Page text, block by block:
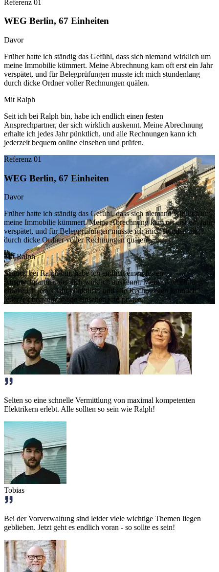
Referenz 01
WEG Berlin, 67 Einheiten
Davor
Früher hatte ich ständig das Gefühl, dass sich niemand wirklich um
meine Immobilie kümmert. Meine Abrechnung kam oft erst ein Jahr
verspätet, und für Belegprüfungen musste ich mich stundenlang
durch dicke Ordner voller Rechnungen quälen.
Mit Ralph
Seit ich bei Ralph bin, habe ich endlich einen festen
Ansprechpartner, der sich wirklich auskennt. Meine Abrechnung
erhalte ich jedes Jahr pünktlich, und alle Rechnungen kann ich
jederzeit bequem online einsehen und prüfen.
Referenz 01
WEG Berlin, 67 Einheiten
Davor
Früher hatte ich ständig das Gefühl, dass sich niemand wirklich um
meine Immobilie kümmert. Meine Abrechnung kam oft erst ein Jahr
verspätet, und für Belegprüfungen musste ich mich stundenlang
durch dicke Ordner voller Rechnungen quälen.
Mit Ralph
Seit ich bei Ralph bin, habe ich endlich einen festen
Ansprechpartner, der sich wirklich auskennt. Meine Abrechnung
erhalte ich jedes Jahr pünktlich, und alle Rechnungen kann ich
jederzeit bequem online einsehen und prüfen.
Selten so eine schnelle Vermittlung von maximal kompetenten
Elektrikern erlebt. Alle sollten so sein wie Ralph!
Tobias
Bei der Vorverwaltung sind leider viele wichtige Themen liegen
geblieben. Jetzt geht es endlich voran - so sollte es sein!